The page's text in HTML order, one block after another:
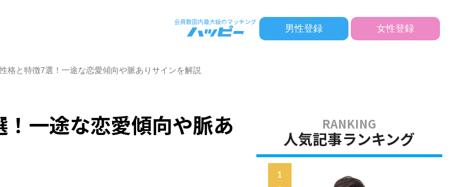
男性登録 女性登録
格と特徴7選！一途な恋愛傾向や脈ありサインを解説
一途な恋愛傾向や脈あ
人気記事ランキング